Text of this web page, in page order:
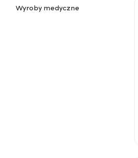
Wyroby medyczne